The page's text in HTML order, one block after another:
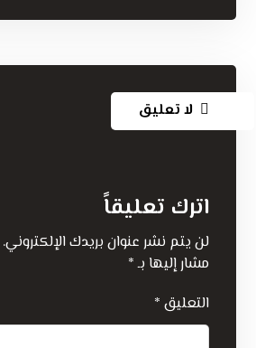
لا تعليق
اترك تعليقاً
لن يتم نشر عنوان بريدك الإلكتروني.
مشار إليها بـ*
التعليق *